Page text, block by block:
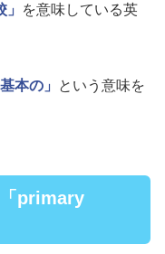
」
を意味している英
基本の」
という意味を
primary